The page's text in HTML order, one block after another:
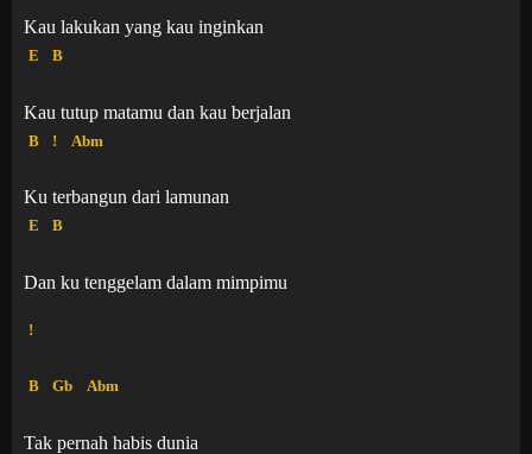
Kau lakukan yang kau inginkan
E B
Kau tutup matamu dan kau berjalan
B ! Abm
Ku terbangun dari lamunan
E B
Dan ku tenggelam dalam mimpimu
!
B Gb Abm
Tak pernah habis dunia